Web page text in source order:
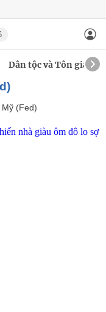
Dân tộc và Tôn giáo
(Fed)